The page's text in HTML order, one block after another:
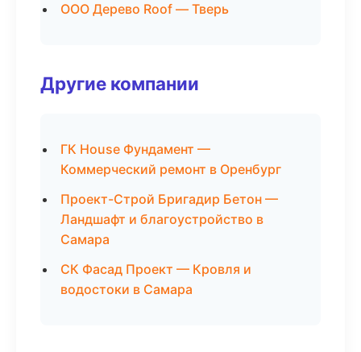
ООО Дерево Roof — Тверь
Другие компании
ГК House Фундамент —
Коммерческий ремонт в Оренбург
Проект-Строй Бригадир Бетон —
Ландшафт и благоустройство в
Самара
СК Фасад Проект — Кровля и
водостоки в Самара